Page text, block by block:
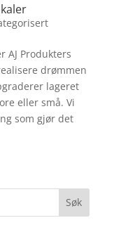
AJ Produkters
drømmen
lageret
eller små. Vi
som gjør det